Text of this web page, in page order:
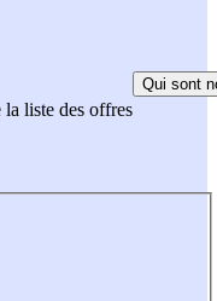
la liste des offres
Qui sont